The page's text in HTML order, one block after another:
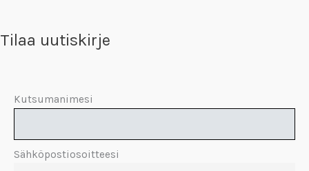
Tilaa uutiskirje
Kutsumanimesi
Sähköpostiosoitteesi